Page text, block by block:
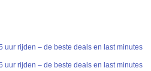
uur rijden – de beste deals en last minutes
uur rijden – de beste deals en last minutes